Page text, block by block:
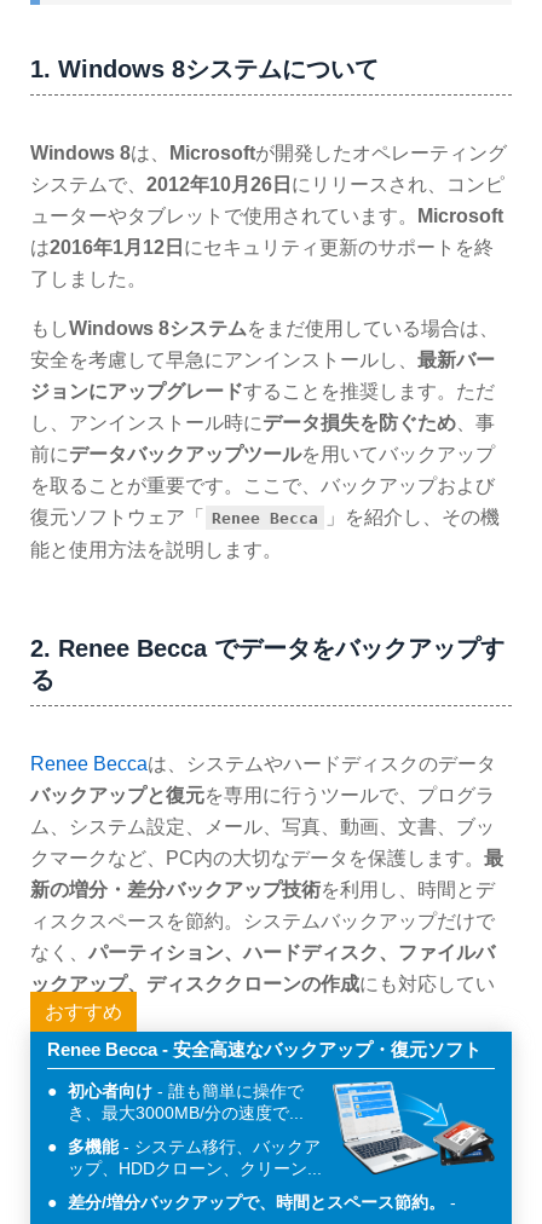
1. Windows 8システムについて
Windows 8は、 Microsoftが開発したオペレーティング
システムで、 2012年10月26日 にリリースされ、コンピ
ューターやタブレットで使用されています。
Microsoft
は2016年1月12日 にセキュリティ更新のサポートを終
了しました。
もしWindows 8システムをまだ使用している場合は、
安全を考慮して早急にアンインストールし、 最新バー
ジョンにアップグレードすることを推奨します。ただ
し、アンインストール時にデータ損失を防ぐため 、事
前にデータバックアップツールを用いてバックアップ
を取ることが重要です。ここで、バックアップおよび
復元ソフトウェア「
Renee Becca
」を紹介し、その機
能と使用方法を説明します。
2. Renee Becca でデータをバックアップす
る
Renee Beccaは、システムやハードディスクのデータ
バックアップと復元を専用に行うツールで、プログラ
ム、システム設定、メール、写真、動画、文書、ブッ
クマークなど、PC内の大切なデータを保護します。 最
新の増分・差分バックアップ技術を利用し、時間とデ
ィスクスペースを節約。システムバックアップだけで
なく、 パーティション、ハードディスク、ファイルバ
ックアップ、ディスククローンの作成にも対応してい
ます。
おすすめ
Renee Becca - 安全高速なバックアップ・復元ソフト
初心者向け
誰も簡単に操作で
き、最大3000MB/分の速度で...
多機能
システム移行、バックア
ップ、HDDクローン、クリーン...
差分/増分バックアップで、時間とスペース節約。